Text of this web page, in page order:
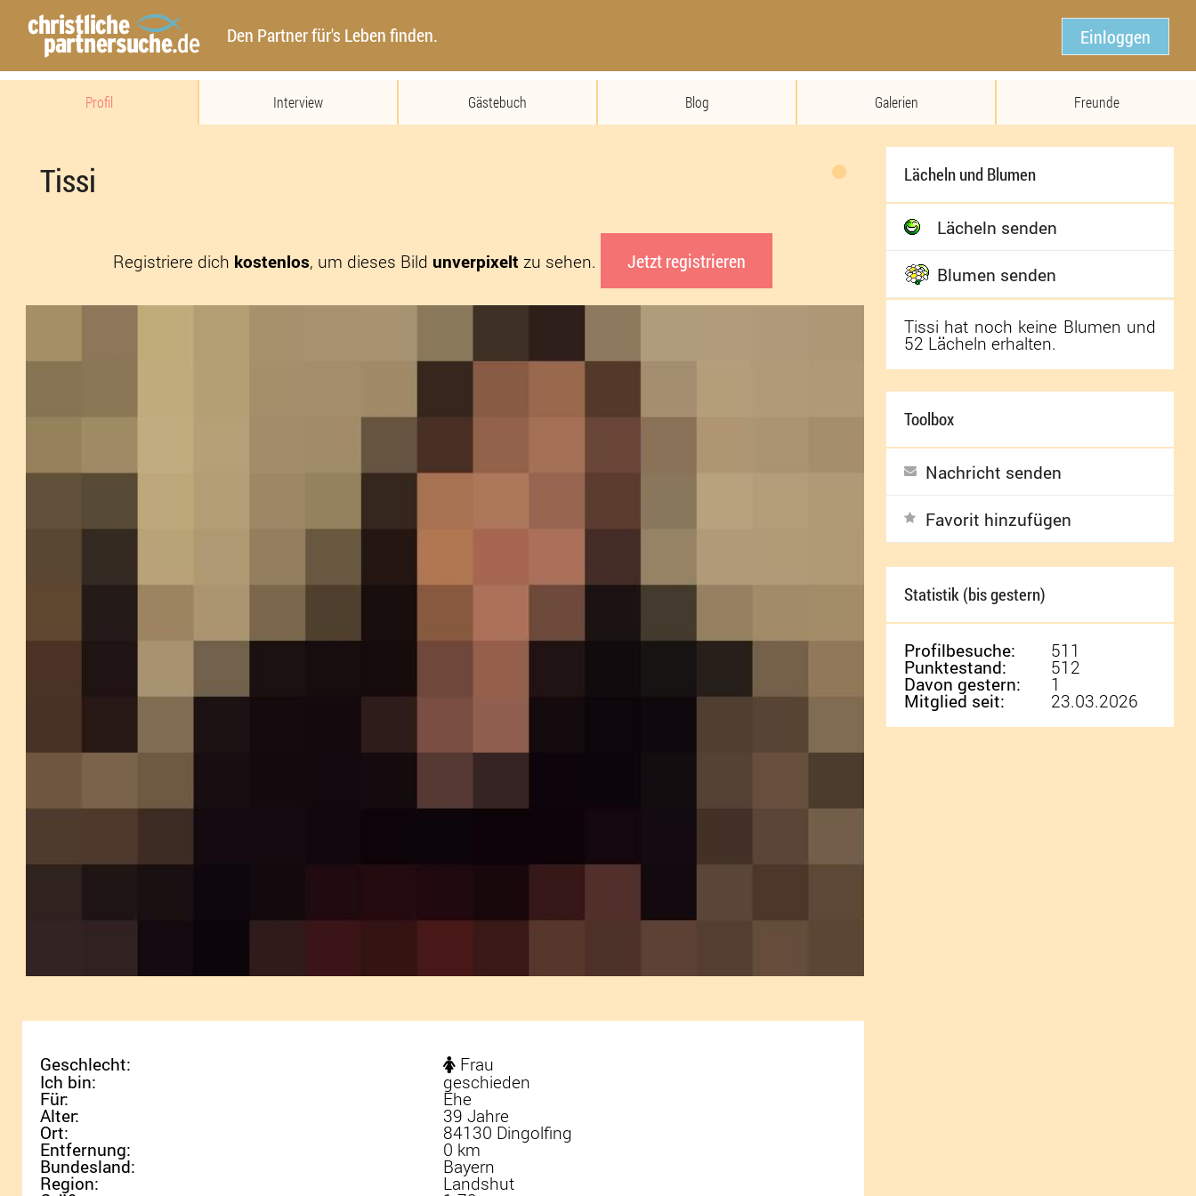
Einloggen
Den Partner für's Leben finden.
Profil Interview Gästebuch Blog Galerien Freunde
Tissi
Registriere dich kostenlos, um dieses Bild unverpixelt zu sehen. Jetzt registrieren
Lächeln und Blumen
Lächeln senden
Blumen senden
Tissi hat noch keine Blumen und
52 Lächeln erhalten.
Toolbox
Nachricht senden
Favorit hinzufügen
Statistik (bis gestern)
Profilbesuche: 511
Punktestand: 512
Davon gestern: 1
Mitglied seit: 23.03.2026
Geschlecht:
Frau
Ich bin:
geschieden
Für: Ehe
Alter: 39 Jahre
Ort: 84130 Dingolfing
Entfernung: 0 km
Bundesland: Bayern
Region: Landshut